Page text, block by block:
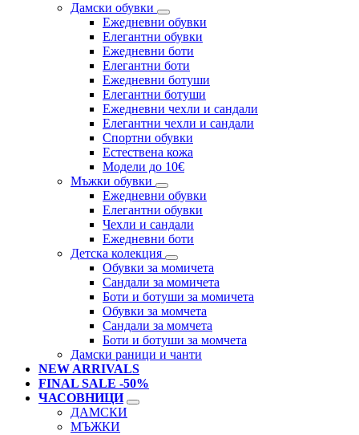
Дамски обувки
Eжедневни обувки
Eлегантни обувки
Eжедневни боти
Eлегантни боти
Eжедневни ботуши
Eлегантни ботуши
Ежедневни чехли и сандали
Елегантни чехли и сандали
Спортни обувки
Естествена кожа
Модели до 10€
Мъжки обувки
Ежедневни обувки
Елегантни обувки
Чехли и сандали
Ежедневни боти
Детска колекция
Обувки за момичета
Сандали за момичета
Боти и ботуши за момичета
Обувки за момчета
Сандали за момчета
Боти и ботуши за момчета
Дамски раници и чанти
NEW ARRIVALS
FINAL SALE -50%
ЧАСОВНИЦИ
ДАМСКИ
МЪЖКИ